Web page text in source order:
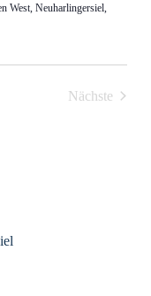
West, Neuharlingersiel,
Nächste